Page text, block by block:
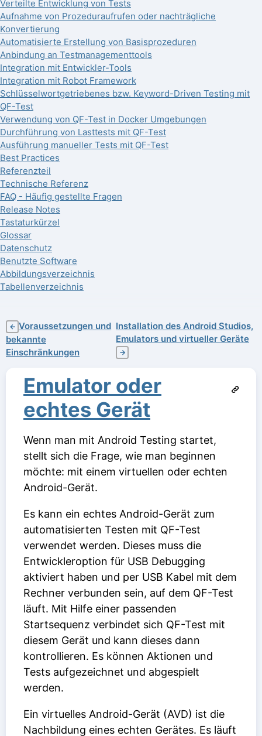
Verteilte Entwicklung von Tests
Aufnahme von Prozeduraufrufen oder nachträgliche
Konvertierung
Automatisierte Erstellung von Basisprozeduren
Anbindung an Testmanagementtools
Integration mit Entwickler-Tools
Integration mit Robot Framework
Schlüsselwortgetriebenes bzw. Keyword-Driven Testing mit
QF-Test
Verwendung von QF-Test in Docker Umgebungen
Durchführung von Lasttests mit QF-Test
Ausführung manueller Tests mit QF-Test
Best Practices
Referenzteil
Technische Referenz
FAQ - Häufig gestellte Fragen
Release Notes
Tastaturkürzel
Glossar
Datenschutz
Benutzte Software
Abbildungsverzeichnis
Tabellenverzeichnis
← Voraussetzungen und
bekannte
Einschränkungen
Installation des Android Studios,
Emulators und virtueller Geräte
→
Emulator oder
echtes Gerät
Wenn man mit Android Testing startet,
stellt sich die Frage, wie man beginnen
möchte: mit einem virtuellen oder echten
Android-Gerät.
Es kann ein echtes Android-Gerät zum
automatisierten Testen mit QF-Test
verwendet werden. Dieses muss die
Entwickleroption für USB Debugging
aktiviert haben und per USB Kabel mit dem
Rechner verbunden sein, auf dem QF-Test
läuft. Mit Hilfe einer passenden
Startsequenz verbindet sich QF-Test mit
diesem Gerät und kann dieses dann
kontrollieren. Es können Aktionen und
Tests aufgezeichnet und abgespielt
werden.
Ein virtuelles Android-Gerät (AVD) ist die
Nachbildung eines echten Gerätes. Es läuft